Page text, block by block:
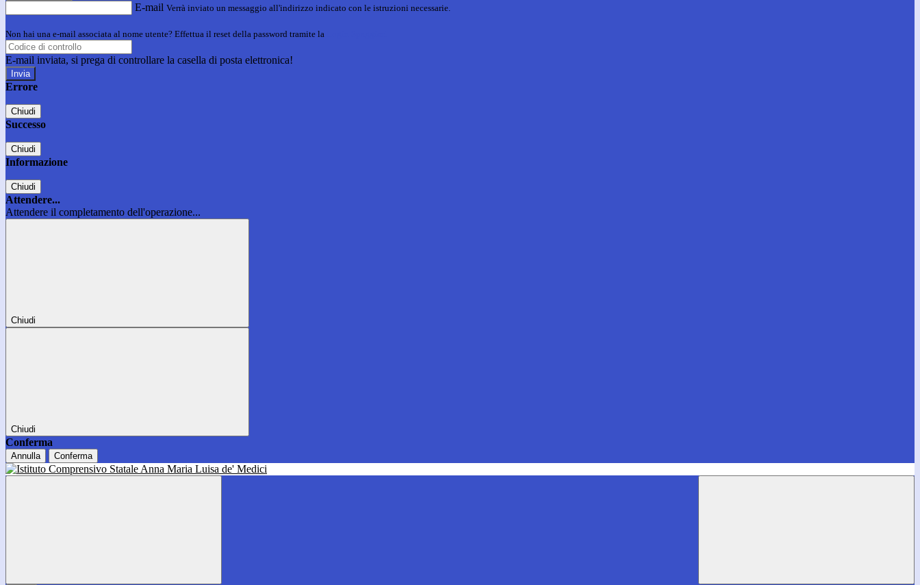
E-mail Verrà inviato un messaggio all'indirizzo indicato con le istruzioni necessarie.
Non hai una e-mail associata al nome utente? Effettua il reset della password tramite la
E-mail inviata, si prega di controllare la casella di posta elettronica!
Errore
Chiudi
Successo
Chiudi
Informazione
Chiudi
Attendere...
Attendere il completamento dell'operazione...
Chiudi
Chiudi
Conferma
Annulla Conferma